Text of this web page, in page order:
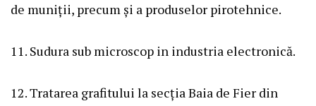
de muniții, precum și a produselor pirotehnice.
11. Sudura sub microscop in industria electronică.
12. Tratarea grafitului la secția Baia de Fier din